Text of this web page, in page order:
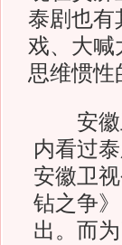
泰剧也
戏、大喊
思维惯性
安徽卫
内看过
安徽卫
钻之争
出。而